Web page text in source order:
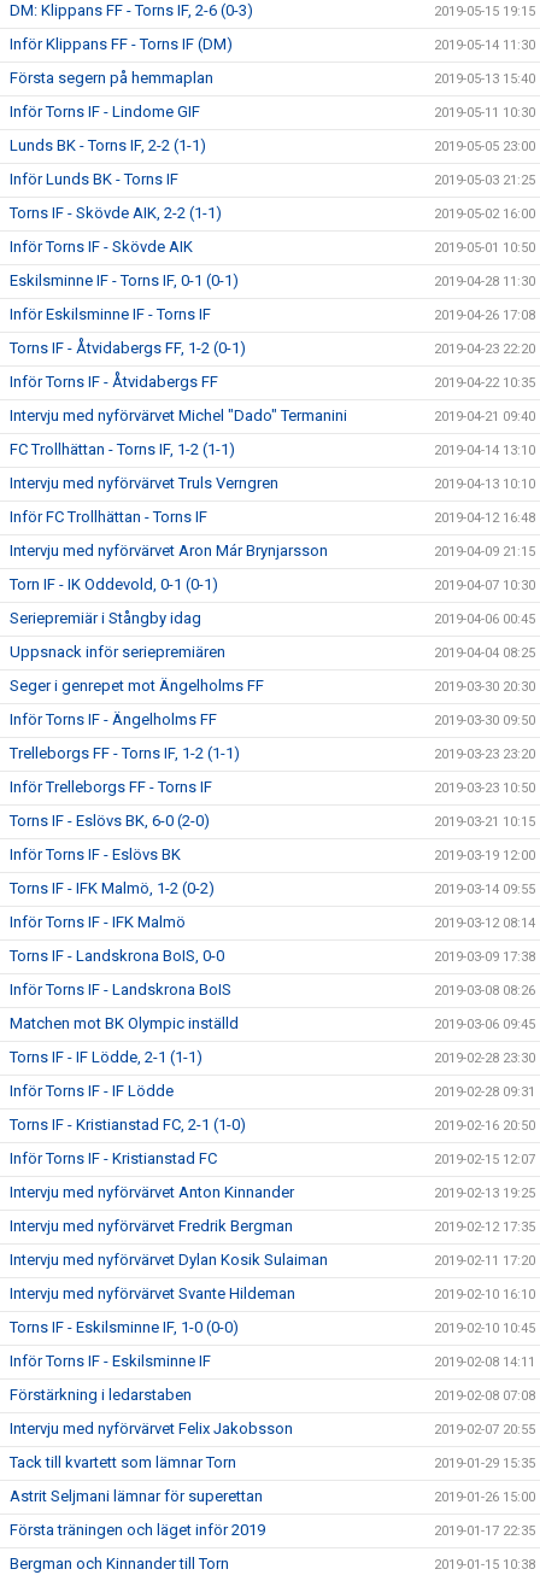
DM: Klippans FF - Torns IF, 2-6 (0-3) 2019-05-15 19:15
Inför Klippans FF - Torns IF (DM) 2019-05-14 11:30
Första segern på hemmaplan 2019-05-13 15:40
Inför Torns IF - Lindome GIF 2019-05-11 10:30
Lunds BK - Torns IF, 2-2 (1-1) 2019-05-05 23:00
Inför Lunds BK - Torns IF 2019-05-03 21:25
Torns IF - Skövde AIK, 2-2 (1-1) 2019-05-02 16:00
Inför Torns IF - Skövde AIK 2019-05-01 10:50
Eskilsminne IF - Torns IF, 0-1 (0-1) 2019-04-28 11:30
Inför Eskilsminne IF - Torns IF 2019-04-26 17:08
Torns IF - Åtvidabergs FF, 1-2 (0-1) 2019-04-23 22:20
Inför Torns IF - Åtvidabergs FF 2019-04-22 10:35
Intervju med nyförvärvet Michel "Dado" Termanini 2019-04-21 09:40
FC Trollhättan - Torns IF, 1-2 (1-1) 2019-04-14 13:10
Intervju med nyförvärvet Truls Verngren 2019-04-13 10:10
Inför FC Trollhättan - Torns IF 2019-04-12 16:48
Intervju med nyförvärvet Aron Már Brynjarsson 2019-04-09 21:15
Torn IF - IK Oddevold, 0-1 (0-1) 2019-04-07 10:30
Seriepremiär i Stångby idag 2019-04-06 00:45
Uppsnack inför seriepremiären 2019-04-04 08:25
Seger i genrepet mot Ängelholms FF 2019-03-30 20:30
Inför Torns IF - Ängelholms FF 2019-03-30 09:50
Trelleborgs FF - Torns IF, 1-2 (1-1) 2019-03-23 23:20
Inför Trelleborgs FF - Torns IF 2019-03-23 10:50
Torns IF - Eslövs BK, 6-0 (2-0) 2019-03-21 10:15
Inför Torns IF - Eslövs BK 2019-03-19 12:00
Torns IF - IFK Malmö, 1-2 (0-2) 2019-03-14 09:55
Inför Torns IF - IFK Malmö 2019-03-12 08:14
Torns IF - Landskrona BoIS, 0-0 2019-03-09 17:38
Inför Torns IF - Landskrona BoIS 2019-03-08 08:26
Matchen mot BK Olympic inställd 2019-03-06 09:45
Torns IF - IF Lödde, 2-1 (1-1) 2019-02-28 23:30
Inför Torns IF - IF Lödde 2019-02-28 09:31
Torns IF - Kristianstad FC, 2-1 (1-0) 2019-02-16 20:50
Inför Torns IF - Kristianstad FC 2019-02-15 12:07
Intervju med nyförvärvet Anton Kinnander 2019-02-13 19:25
Intervju med nyförvärvet Fredrik Bergman 2019-02-12 17:35
Intervju med nyförvärvet Dylan Kosik Sulaiman 2019-02-11 17:20
Intervju med nyförvärvet Svante Hildeman 2019-02-10 16:10
Torns IF - Eskilsminne IF, 1-0 (0-0) 2019-02-10 10:45
Inför Torns IF - Eskilsminne IF 2019-02-08 14:11
Förstärkning i ledarstaben 2019-02-08 07:08
Intervju med nyförvärvet Felix Jakobsson 2019-02-07 20:55
Tack till kvartett som lämnar Torn 2019-01-29 15:35
Astrit Seljmani lämnar för superettan 2019-01-26 15:00
Första träningen och läget inför 2019 2019-01-17 22:35
Bergman och Kinnander till Torn 2019-01-15 10:38